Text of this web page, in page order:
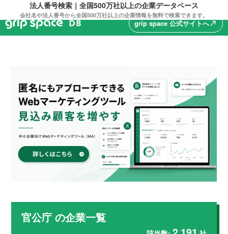
法人番号検索｜全国500万社以上の企業データベース
会社名や法人番号から全国500万社以上の企業情報を無料で検索できます。
grip space 公式サイトへnorth_east
官公庁 の企業一覧